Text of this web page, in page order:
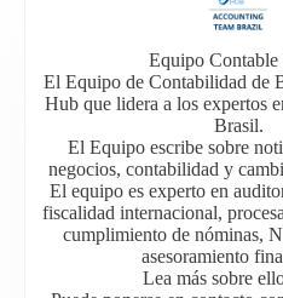
Equipo Contable
El Equipo de Contabilidad de
Hub que lidera a los expertos
Brasil.
El Equipo escribe sobre
negocios, contabilidad y
El equipo es experto en
fiscalidad internacional,
cumplimiento de nóminas,
asesoramiento
Lea más sobre